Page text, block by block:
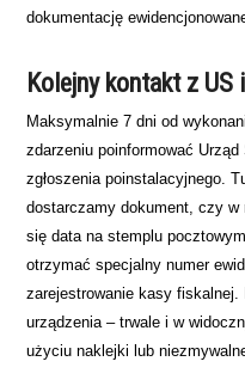
dokumentację
Kolejny kontakt z
Maksymalnie 7 dni od
zdarzeniu poinformować
zgłoszenia poinstalacyjnego.
dostarczamy dokument, czy
się data na stemplu
otrzymać specjalny numer
zarejestrowanie kasy
urządzenia – trwale i w
użyciu naklejki lub